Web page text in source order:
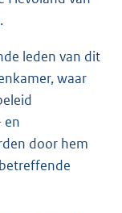
leden van dit
waar
en
door hem